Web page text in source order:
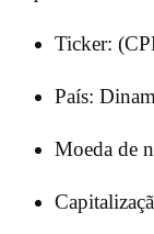
Ticker:
País:
Moeda de